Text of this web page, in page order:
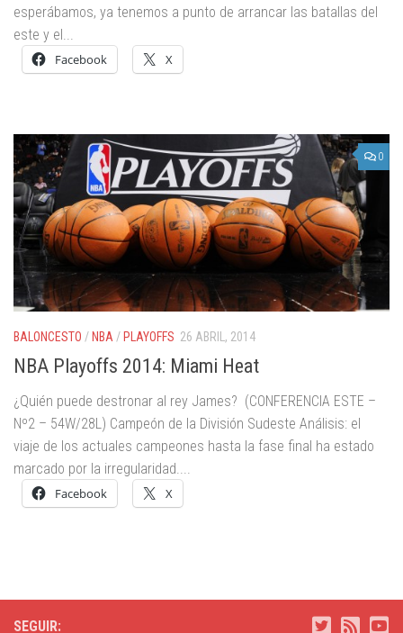
esperábamos, ya tenemos a punto de arrancar las batallas del
este y el...
Facebook X
0
BALONCESTO / NBA / PLAYOFFS 26 ABRIL, 2014
NBA Playoffs 2014: Miami Heat
¿Quién puede destronar al rey James? (CONFERENCIA ESTE –
Nº2 – 54W/28L) Campeón de la División Sudeste Análisis: el
viaje de los actuales campeones hasta la fase final ha estado
marcado por la irregularidad....
Facebook X
SEGUIR: